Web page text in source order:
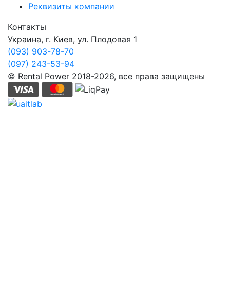
Реквизиты компании
Контакты
Украина, г. Киев, ул. Плодовая 1
(093) 903-78-70
(097) 243-53-94
© Rental Power 2018-2026, все права защищены